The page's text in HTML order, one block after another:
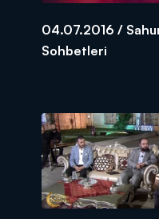
04.07.2016 /
Sohbetleri